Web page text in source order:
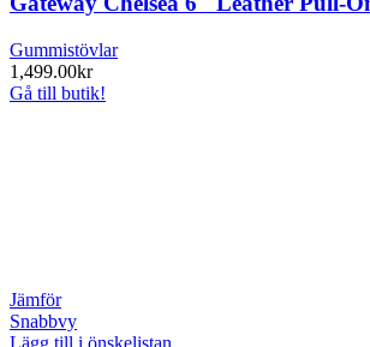
Gummistövlar
1,499.00kr
Gå till butik!
Jämför
Snabbvy
Lägg till i önskelistan